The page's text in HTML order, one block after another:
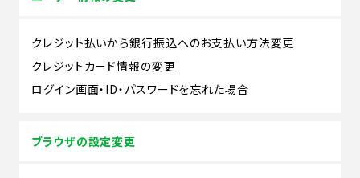
クレジット払いから銀行振込へのお支払い方法変更
クレジットカード情報の変更
ログイン画面・ID・パスワードを忘れた場合
ブラウザの設定変更